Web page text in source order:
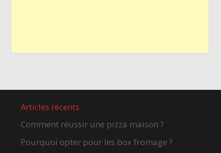
Articles récents
Comment réussir une pizza maison ?
Pourquoi opter pour les box fromage ?